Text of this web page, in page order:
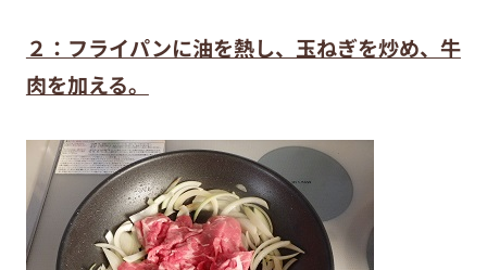
２：フライパンに油を熱し、玉ねぎを炒め、牛
肉を加える。